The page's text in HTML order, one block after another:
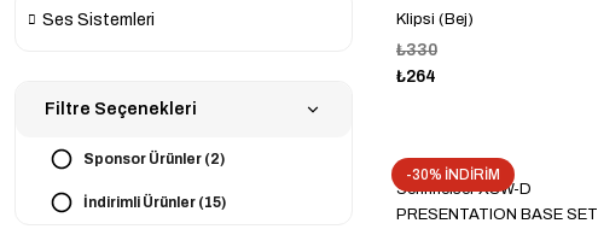
Ses Sistemleri
Filtre Seçenekleri
Sponsor Ürünler (2)
İndirimli Ürünler (15)
Klipsi (Bej)
₺264
₺330
-30% İNDİRİM
Sennheiser XSW-D
PRESENTATION BASE SET